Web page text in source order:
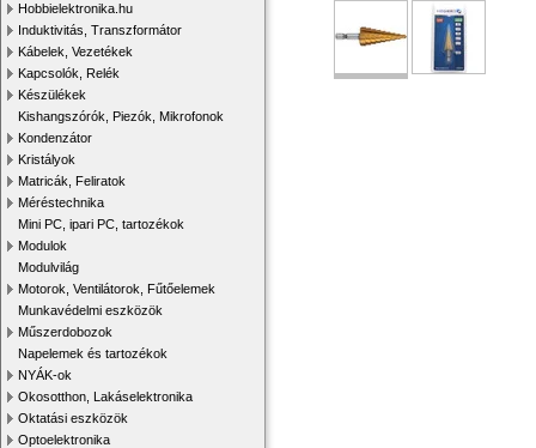
Hobbielektronika.hu
Induktivitás, Transzformátor
Kábelek, Vezetékek
Kapcsolók, Relék
Készülékek
Kishangszórók, Piezók, Mikrofonok
Kondenzátor
Kristályok
Matricák, Feliratok
Méréstechnika
Mini PC, ipari PC, tartozékok
Modulok
Modulvilág
Motorok, Ventilátorok, Fűtőelemek
Munkavédelmi eszközök
Műszerdobozok
Napelemek és tartozékok
NYÁK-ok
Okosotthon, Lakáselektronika
Oktatási eszközök
Optoelektronika